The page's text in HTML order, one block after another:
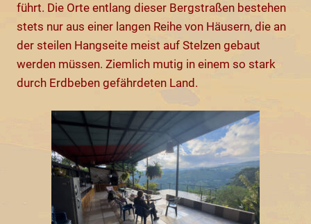
führt. Die Orte entlang dieser Bergstraßen bestehen
stets nur aus einer langen Reihe von Häusern, die an
der steilen Hangseite meist auf Stelzen gebaut
werden müssen. Ziemlich mutig in einem so stark
durch Erdbeben gefährdeten Land.